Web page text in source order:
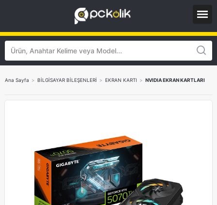
Ana Sayfa > BİLGİSAYAR BİLEŞENLERİ > EKRAN KARTI > NVIDIA EKRAN KARTLARI